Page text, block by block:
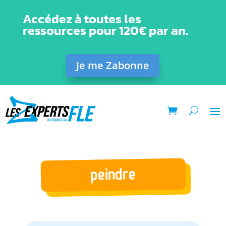
Accédez à toutes les
ressources pour 120€ par an.
Je me Zabonne
peindre